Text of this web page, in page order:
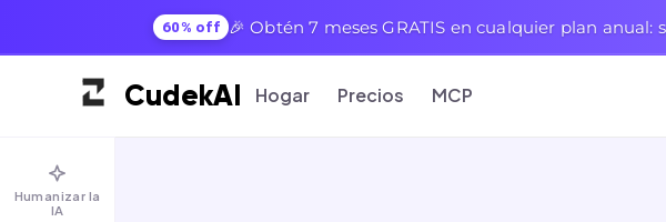
60% off 🎉 Obtén 7 meses GRATIS en cualquier plan
CudekAI Hogar Precios MCP
Humanizar la
IA